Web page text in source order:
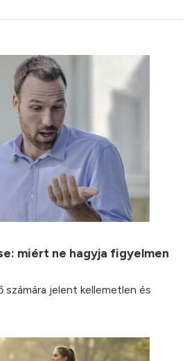
miért ne hagyja figyelmen
számára jelent kellemetlen és